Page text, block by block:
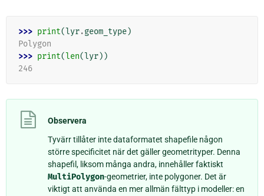
>>> print(lyr.geom_type)
Polygon
>>> print(len(lyr))
246
Observera
Tyvärr tillåter inte dataformatet shapefile någon
större specificitet när det gäller geometrityper. Denna
shapefil, liksom många andra, innehåller faktiskt
MultiPolygon-geometrier, inte polygoner. Det är
viktigt att använda en mer allmän fälttyp i modeller: en